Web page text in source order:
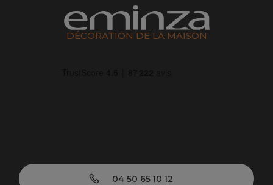
DÉCORATION DE LA MAISON
04 50 65 10 12